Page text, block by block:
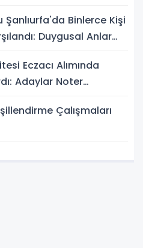
Şanlıurfa'da Binlerce Kişi
Duygusal Anlar
Eczacı Alımında
Adaylar Noter
Çalışmaları